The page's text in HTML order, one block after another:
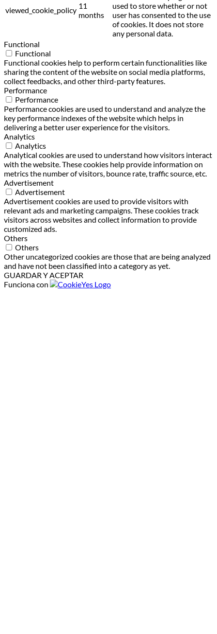
viewed_cookie_policy 11
months
used to store whether or not
user has consented to the use
of cookies. It does not store
any personal data.
Functional
Functional
Functional cookies help to perform certain functionalities like
sharing the content of the website on social media platforms,
collect feedbacks, and other third-party features.
Performance
Performance
Performance cookies are used to understand and analyze the
key performance indexes of the website which helps in
delivering a better user experience for the visitors.
Analytics
Analytics
Analytical cookies are used to understand how visitors interact
with the website. These cookies help provide information on
metrics the number of visitors, bounce rate, traffic source, etc.
Advertisement
Advertisement
Advertisement cookies are used to provide visitors with
relevant ads and marketing campaigns. These cookies track
visitors across websites and collect information to provide
customized ads.
Others
Others
Other uncategorized cookies are those that are being analyzed
and have not been classified into a category as yet.
GUARDAR Y ACEPTAR
Funciona con